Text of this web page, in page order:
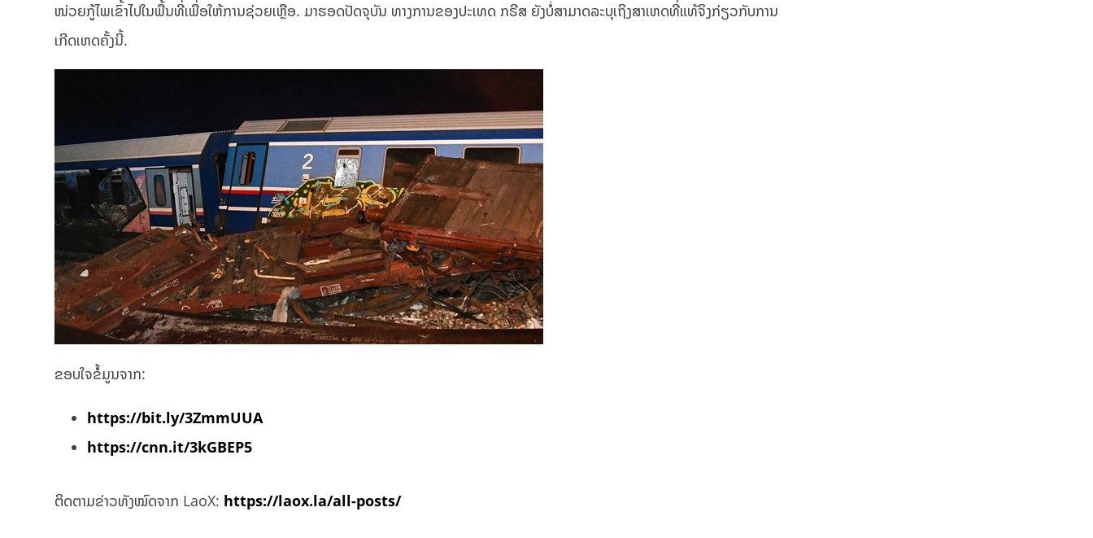
ໜ່ວຍກູ້ໄພເຂົ້າໄປໃນພື້ນທີ່ເພື່ອໃຫ້ການຊ່ວຍເຫຼືອ. ມາຮອດປັດຈຸບັນ ທາງການຂອງປະເທດ ກຣີສ ຍັງບໍ່ສາມາດລະບຸເຖິງສາເຫດທີ່ແທ້ຈິງກ່ຽວກັບການ
ເກີດເຫດຄັ້ງນີ້.
ຂອບໃຈຂໍ້ມູນຈາກ:
https://bit.ly/3ZmmUUA
https://cnn.it/3kGBEP5
ຕິດຕາມຂ່າວທັງໝົດຈາກ LaoX: https://laox.la/all-posts/